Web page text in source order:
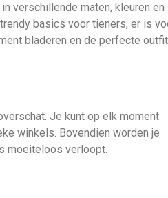
verschillende maten, kleuren en
basics voor tieners, er is
bladeren en de perfecte
Je kunt op elk moment
winkels. Bovendien worden je
moeiteloos verloopt.